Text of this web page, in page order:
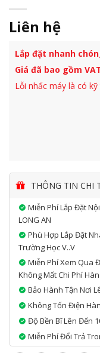
Liên hệ
Lắp đặt nhanh
Giá đã bao gồm
Lỗi nhấc máy là có
THÔNG TIN CHI
Miễn Phí Lắp Đặt
LONG AN
Phù Hợp Lắp Đặt
Trường Học V..v
Miễn Phí Xem Qua
Không Mất Chi Phí
Bảo Hành Tận Nơi
Không Tốn Điện
Độ Bền Bĩ Lên Đến
Miễn Phí Đổi Trả